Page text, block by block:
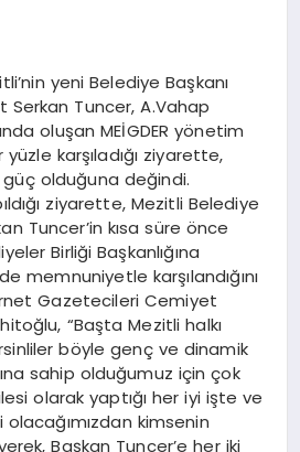
yeni Belediye Başkanı
Serkan Tuncer, A.Vahap
oluşan MEİGDER yönetim
karşıladığı ziyarette,
olduğuna değindi.
ziyarette, Mezitli Belediye
Tuncer’in kısa süre önce
Birliği Başkanlığına
memnuniyetle karşılandığını
Gazetecileri Cemiyet
“Başta Mezitli halkı
böyle genç ve dinamik
sahip olduğumuz için çok
olarak yaptığı her iyi işte ve
kimsenin
Başkan Tuncer’e her iki